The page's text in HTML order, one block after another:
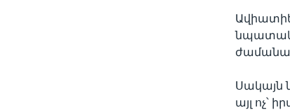
նպատակն
Սակայն
այլ ոչ՝